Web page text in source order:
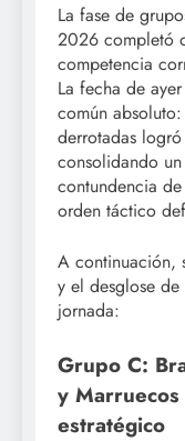
La fase de
2026 completó
competencia
La fecha de
común
derrotadas
consolidando
contundencia
orden táctico
A continuación,
y el desglose
jornada:
Grupo C:
y
estratégico